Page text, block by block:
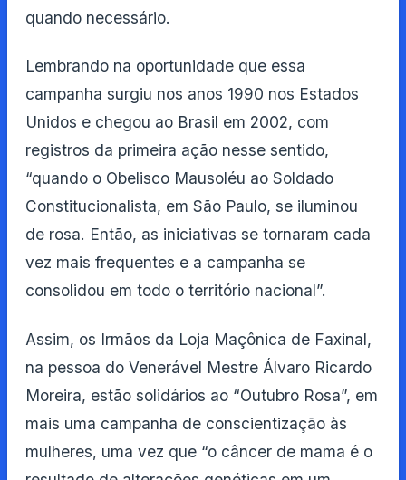
quando necessário.
Lembrando na oportunidade que essa
campanha surgiu nos anos 1990 nos Estados
Unidos e chegou ao Brasil em 2002, com
registros da primeira ação nesse sentido,
“quando o Obelisco Mausoléu ao Soldado
Constitucionalista, em São Paulo, se iluminou
de rosa. Então, as iniciativas se tornaram cada
vez mais frequentes e a campanha se
consolidou em todo o território nacional”.
Assim, os Irmãos da Loja Maçônica de Faxinal,
na pessoa do Venerável Mestre Álvaro Ricardo
Moreira, estão solidários ao “Outubro Rosa”, em
mais uma campanha de conscientização às
mulheres, uma vez que “o câncer de mama é o